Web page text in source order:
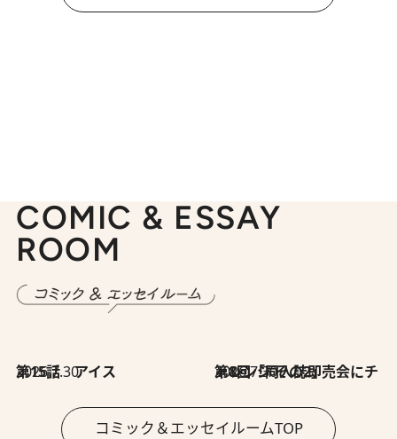
COMIC & ESSAY
ROOM
2026.7.30
第15話 アイス 2026.7.30
第8回「同人誌即売会にチャレンジ その2」
コミック＆エッセイルームTOP